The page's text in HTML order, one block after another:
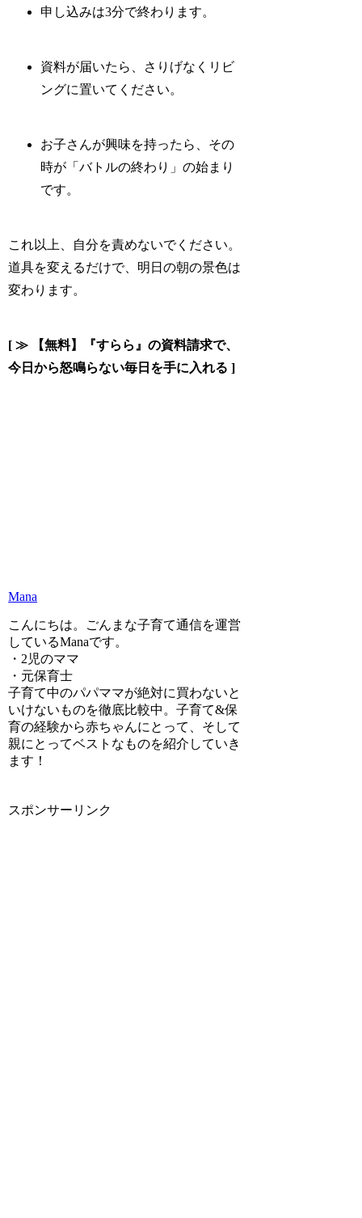
申し込みは3分で終わります。
資料が届いたら、さりげなくリビ
ングに置いてください。
お子さんが興味を持ったら、その
時が「バトルの終わり」の始まり
です。
これ以上、自分を責めないでください。
道具を変えるだけで、明日の朝の景色は
変わります。
[ ≫ 【無料】『すらら』の資料請求で、
今日から怒鳴らない毎日を手に入れる ]
Mana
こんにちは。ごんまな子育て通信を運営
しているManaです。
・2児のママ
・元保育士
子育て中のパパママが絶対に買わないと
いけないものを徹底比較中。子育て&保
育の経験から赤ちゃんにとって、そして
親にとってベストなものを紹介していき
ます！
スポンサーリンク